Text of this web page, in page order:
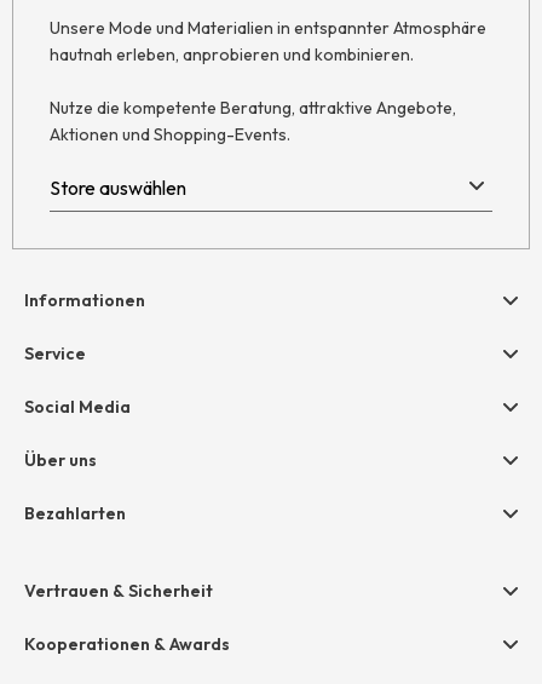
Unsere Mode und Materialien in entspannter Atmosphäre
hautnah erleben, anprobieren und kombinieren.
Nutze die kompetente Beratung, attraktive Angebote,
Aktionen und Shopping-Events.
Informationen
Hilfe & Kontakt
Retoure
AGB
Grounding Page
Service
Geschenkgutscheine
Größentabelle
Social Media
Über uns
Unternehmen
Bezahlarten
Amazon Pay
Vertrauen & Sicherheit
Kooperationen & Awards